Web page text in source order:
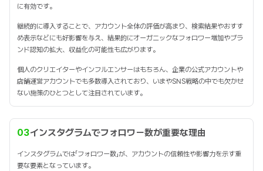
に有効です。
継続的に導入することで、アカウント全体の評価が高まり、検索結果やおすす
め表示などにも好影響を与え、結果的にオーガニックなフォロワー増加やブラ
ンド認知の拡大、収益化の可能性も広がります。
個人のクリエイターやインフルエンサーはもちろん、企業の公式アカウントや
店舗運営アカウントでも多数導入されており、いまやSNS戦略の中でも欠かせ
ない施策のひとつとして注目されています。
03インスタグラムでフォロワー数が重要な理由
インスタグラムでは「フォロワー数」が、アカウントの信頼性や影響力を示す重
要な要素となっています。